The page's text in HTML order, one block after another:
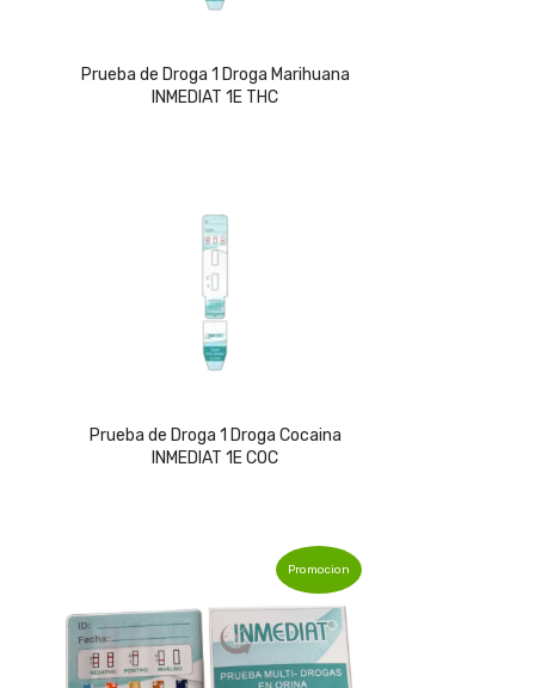
Prueba de Droga 1 Droga Marihuana
INMEDIAT 1E THC
Prueba de Droga 1 Droga Cocaina
INMEDIAT 1E COC
Promocion